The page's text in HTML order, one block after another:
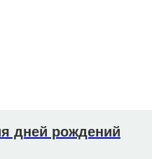
дней рождений